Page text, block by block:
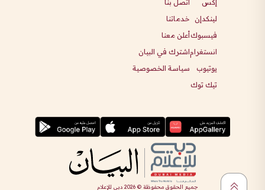
إكس
لينكدإن
فيسبوك
انستغرام
يوتيوب
تيك توك
اتصل بنا
خدماتنا
أعلن معنا
اشترك في البيان
سياسة الخصوصية
جميع الحقوق محفوظة ©2026 دبي للإعلام